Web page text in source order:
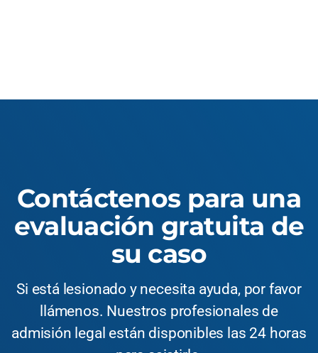
Contáctenos para una
evaluación gratuita de
su caso
Si está lesionado y necesita ayuda, por favor
llámenos. Nuestros profesionales de
admisión legal están disponibles las 24 horas